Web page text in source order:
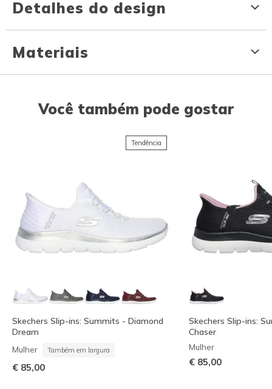
Detalhes do design
Materiais
Você também pode gostar
Tendência
Skechers Slip-ins: Summits - Diamond
Dream
Mulher Também em largura
€ 85,00
Skechers Slip-ins:
Chaser
Mulher
€ 85,00